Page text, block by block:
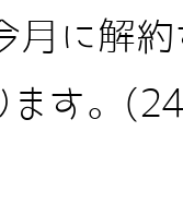
月に解
ます。